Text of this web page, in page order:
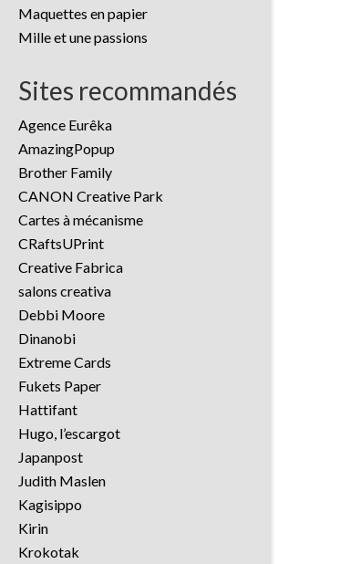
Maquettes en papier
Mille et une passions
Sites recommandés
Agence Eurêka
AmazingPopup
Brother Family
CANON Creative Park
Cartes à mécanisme
CRaftsUPrint
Creative Fabrica
salons creativa
Debbi Moore
Dinanobi
Extreme Cards
Fukets Paper
Hattifant
Hugo, l’escargot
Japanpost
Judith Maslen
Kagisippo
Kirin
Krokotak